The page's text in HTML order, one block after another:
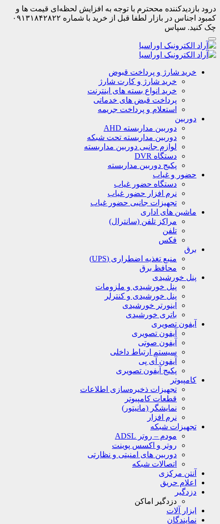
درود بازدیدکننده مححترم با توجه به افزایش لحظه‌ای قیمت ها و
کمبود اجناس در بازار لطفا قبل از خرید با شماره ۰۹۱۳۱۸۴۲۸۲۲
چک کنید. سپاس
خرید شارژ و پرداخت قبوض
خرید شارژ و کارت شارژ
خرید انواع بسته های اینترنت
پرداخت قبض های خدماتی
استعلام و پرداخت جریمه
دوربین
دوربین مداربسته AHD
دوربین مداربسته تحت شبکه
لوازم جانبی دوربین مداربسته
دستگاه DVR
پکیج دوربین مداربسته
حضور و غیاب
دستگاه حضور غیاب
نرم افزار حضور غیاب
تجهیزات جانبی حضور غیاب
ماشین های اداری
مراکز تلفن (سانترال)
تلفن
فکس
برق
منبع تغذیه اضطراری (UPS)
محافظ برق
پنل خورشیدی
پنل خورشیدی و ملزومات
پنل خورشیدی و کنترلر
اینورتر خورشیدی
باتری خورشیدی
آیفون تصویری
آیفون تصویری
آیفون صوتی
سیستم ارتباط داخلی
آیفون آی پی
پکیج آیفون تصویری
کامپیوتر
تجهیزات ذخیره‌سازی اطلاعات
قطعات کامپیوتر
نمایشگر (مانیتور)
نرم افزار
تجهیزات شبکه
مودم – روتر ADSL
روتر و اکسس پوینت
دوربین های امنیتی و نظارتی
اتصالات شبکه
آنتن مرکزی
اعلام حریق
دزدگیر
دزدگیر اماکن
ابزار آلات
نمایندگان